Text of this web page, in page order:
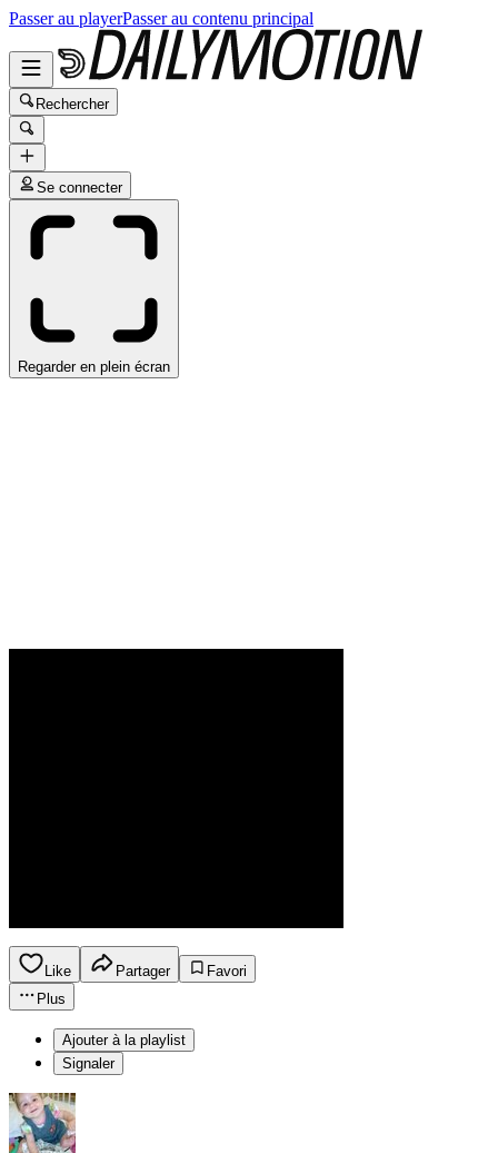
Passer au playerPasser au contenu principal
Rechercher
Se connecter
Regarder en plein écran
Like Partager
Favori
Plus
Ajouter à la playlist
Signaler